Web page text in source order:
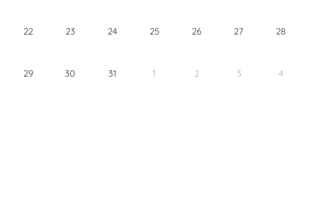
22 23 24 25 26 27 28
29 30 31 1 2 3 4